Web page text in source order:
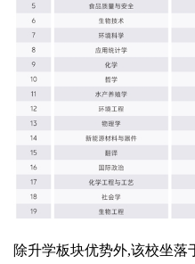
除升学板块优势外,该校坐